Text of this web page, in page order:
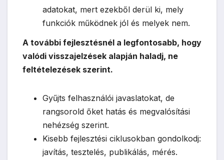
adatokat, mert ezekből derül ki, mely
funkciók működnek jól és melyek nem.
A további fejlesztésnél a legfontosabb, hogy
valódi visszajelzések alapján haladj, ne
feltételezések szerint.
Gyűjts felhasználói javaslatokat, de
rangsorold őket hatás és megvalósítási
nehézség szerint.
Kisebb fejlesztési ciklusokban gondolkodj:
javítás, tesztelés, publikálás, mérés.